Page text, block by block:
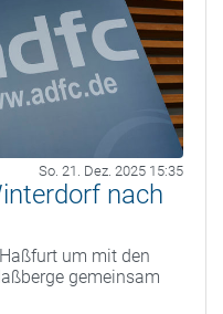
So. 21. Dez. 2025 15:35
nach
um mit den
gemeinsam